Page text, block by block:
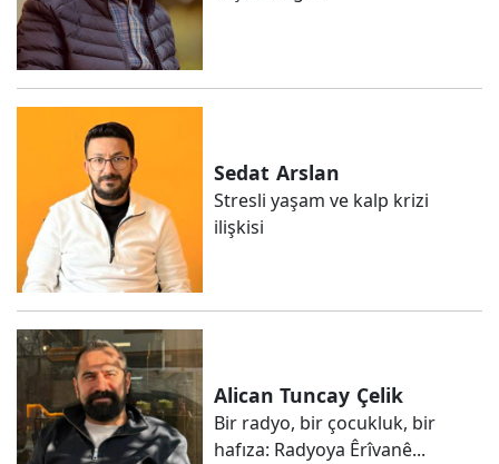
Sedat Arslan
Stresli yaşam ve kalp krizi
ilişkisi
Alican Tuncay Çelik
Bir radyo, bir çocukluk, bir
hafıza: Radyoya Êrîvanê...